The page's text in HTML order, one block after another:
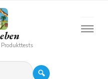
Produkttests
🔍